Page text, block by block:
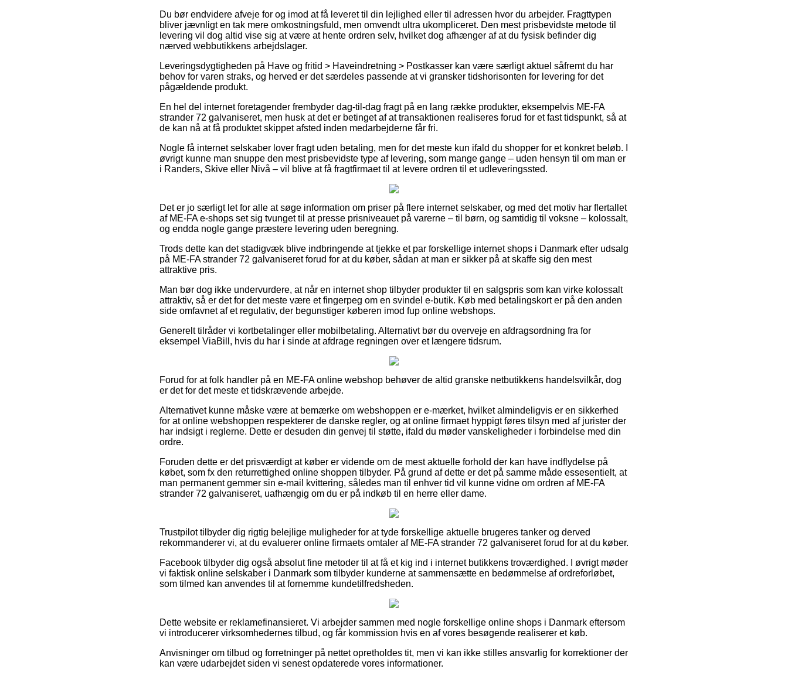
Du bør endvidere afveje for og imod at få leveret til din lejlighed eller til adressen hvor du arbejder. Fragttypen
bliver jævnligt en tak mere omkostningsfuld, men omvendt ultra ukompliceret. Den mest prisbevidste metode til
levering vil dog altid vise sig at være at hente ordren selv, hvilket dog afhænger af at du fysisk befinder dig
nærved webbutikkens arbejdslager.
Leveringsdygtigheden på Have og fritid > Haveindretning > Postkasser kan være særligt aktuel såfremt du har
behov for varen straks, og herved er det særdeles passende at vi gransker tidshorisonten for levering for det
pågældende produkt.
En hel del internet foretagender frembyder dag-til-dag fragt på en lang række produkter, eksempelvis ME-FA
strander 72 galvaniseret, men husk at det er betinget af at transaktionen realiseres forud for et fast tidspunkt, så at
de kan nå at få produktet skippet afsted inden medarbejderne får fri.
Nogle få internet selskaber lover fragt uden betaling, men for det meste kun ifald du shopper for et konkret beløb. I
øvrigt kunne man snuppe den mest prisbevidste type af levering, som mange gange – uden hensyn til om man er
i Randers, Skive eller Nivå – vil blive at få fragtfirmaet til at levere ordren til et udleveringssted.
Det er jo særligt let for alle at søge information om priser på flere internet selskaber, og med det motiv har flertallet
af ME-FA e-shops set sig tvunget til at presse prisniveauet på varerne – til børn, og samtidig til voksne – kolossalt,
og endda nogle gange præstere levering uden beregning.
Trods dette kan det stadigvæk blive indbringende at tjekke et par forskellige internet shops i Danmark efter udsalg
på ME-FA strander 72 galvaniseret forud for at du køber, sådan at man er sikker på at skaffe sig den mest
attraktive pris.
Man bør dog ikke undervurdere, at når en internet shop tilbyder produkter til en salgspris som kan virke kolossalt
attraktiv, så er det for det meste være et fingerpeg om en svindel e-butik. Køb med betalingskort er på den anden
side omfavnet af et regulativ, der begunstiger køberen imod fup online webshops.
Generelt tilråder vi kortbetalinger eller mobilbetaling. Alternativt bør du overveje en afdragsordning fra for
eksempel ViaBill, hvis du har i sinde at afdrage regningen over et længere tidsrum.
Forud for at folk handler på en ME-FA online webshop behøver de altid granske netbutikkens handelsvilkår, dog
er det for det meste et tidskrævende arbejde.
Alternativet kunne måske være at bemærke om webshoppen er e-mærket, hvilket almindeligvis er en sikkerhed
for at online webshoppen respekterer de danske regler, og at online firmaet hyppigt føres tilsyn med af jurister der
har indsigt i reglerne. Dette er desuden din genvej til støtte, ifald du møder vanskeligheder i forbindelse med din
ordre.
Foruden dette er det prisværdigt at køber er vidende om de mest aktuelle forhold der kan have indflydelse på
købet, som fx den returrettighed online shoppen tilbyder. På grund af dette er det på samme måde essesentielt, at
man permanent gemmer sin e-mail kvittering, således man til enhver tid vil kunne vidne om ordren af ME-FA
strander 72 galvaniseret, uafhængig om du er på indkøb til en herre eller dame.
Trustpilot tilbyder dig rigtig belejlige muligheder for at tyde forskellige aktuelle brugeres tanker og derved
rekommanderer vi, at du evaluerer online firmaets omtaler af ME-FA strander 72 galvaniseret forud for at du køber.
Facebook tilbyder dig også absolut fine metoder til at få et kig ind i internet butikkens troværdighed. I øvrigt møder
vi faktisk online selskaber i Danmark som tilbyder kunderne at sammensætte en bedømmelse af ordreforløbet,
som tilmed kan anvendes til at fornemme kundetilfredsheden.
Dette website er reklamefinansieret. Vi arbejder sammen med nogle forskellige online shops i Danmark eftersom
vi introducerer virksomhedernes tilbud, og får kommission hvis en af vores besøgende realiserer et køb.
Anvisninger om tilbud og forretninger på nettet opretholdes tit, men vi kan ikke stilles ansvarlig for korrektioner der
kan være udarbejdet siden vi senest opdaterede vores informationer.